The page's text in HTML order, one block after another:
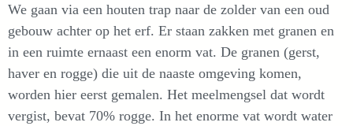
We gaan via een houten trap naar de zolder van een oud
gebouw achter op het erf. Er staan zakken met granen en
in een ruimte ernaast een enorm vat. De granen (gerst,
haver en rogge) die uit de naaste omgeving komen,
worden hier eerst gemalen. Het meelmengsel dat wordt
vergist, bevat 70% rogge. In het enorme vat wordt water